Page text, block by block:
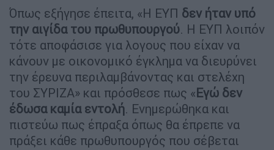
Όπως εξήγησε έπειτα, «Η ΕΥΠ δεν ήταν υπό
την αιγίδα του πρωθυπουργού. Η ΕΥΠ λοιπόν
τότε αποφάσισε για λογους που είχαν να
κάνουν με οικονομικό έγκλημα να διευρύνει
την έρευνα περιλαμβάνοντας και στελέχη
του ΣΥΡΙΖΑ» και πρόσθεσε πως «Εγώ δεν
έδωσα καμία εντολή. Ενημερώθηκα και
πιστεύω πως έπραξα όπως θα έπρεπε να
πράξει κάθε πρωθυπουργός που σέβεται